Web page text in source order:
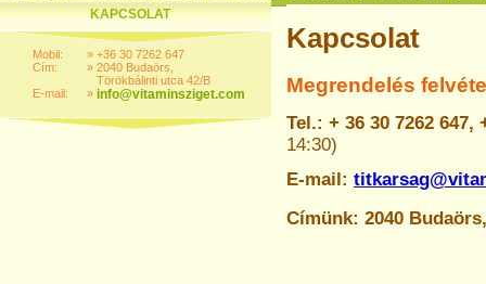
KAPCSOLAT
Mobil:
Cím:
E-mail:
»
»
»
+36 30 7262 647
2040 Budaörs,
Törökbálinti utca 42/B
info@vitaminsziget.com
Kapcsolat
Megrendelés
Tel.: + 36 30 7262 647,
14:30)
E-mail:
Címünk: 2040